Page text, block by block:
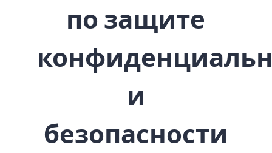
по защите
и
безопасности